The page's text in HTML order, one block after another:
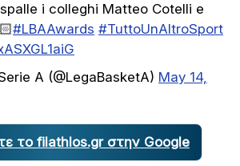
i colleghi Matteo Cotelli e
#LBAAwards #TuttoUnAltroSport
A (@LegaBasketA) May 14,
το filathlos.gr στην Google